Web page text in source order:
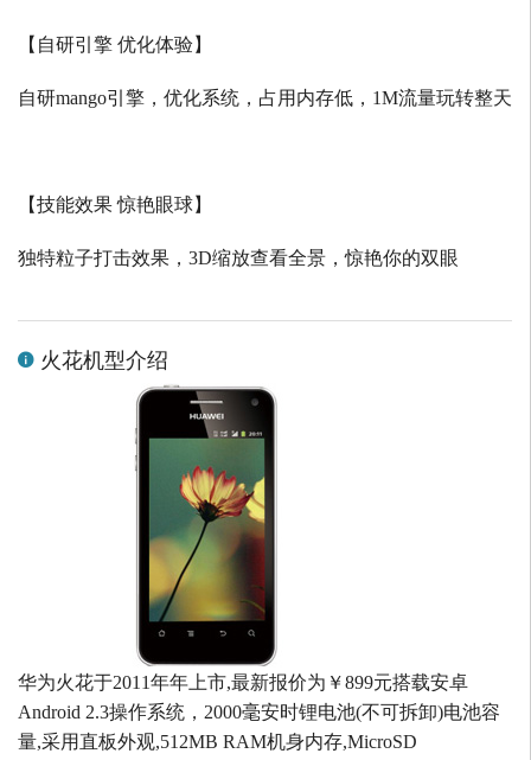
【自研引擎 优化体验】
自研mango引擎，优化系统，占用内存低， 1M流量玩转整天
【技能效果 惊艳眼球】
独特粒子打击效果， 3D缩放查看全景，惊艳你的双眼
火花机型介绍
华为火花于2011年年上市,最新报价为￥899元搭载安卓
Android 2.3操作系统，2000毫安时锂电池(不可拆卸)电池容
量,采用直板外观,512MB RAM机身内存,MicroSD